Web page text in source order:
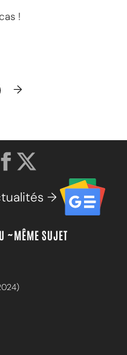
!
→
→
~MÊME SUJET